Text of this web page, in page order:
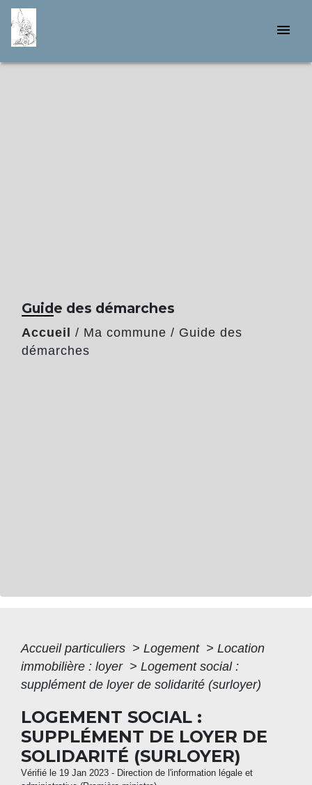
menu
Guide des démarches
Accueil / Ma commune / Guide des
démarches
Accueil particuliers > Logement > Location
immobilière : loyer > Logement social :
supplément de loyer de solidarité (surloyer)
LOGEMENT SOCIAL :
SUPPLÉMENT DE LOYER DE
SOLIDARITÉ (SURLOYER)
Vérifié le 19 Jan 2023 - Direction de l'information légale et